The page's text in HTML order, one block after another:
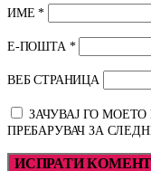
ИМЕ*
Е-ПОШТА *
ВЕБ СТРАНИЦА
ЗАЧУВАЈ ГО
ПРЕБАРУВАЧ ЗА